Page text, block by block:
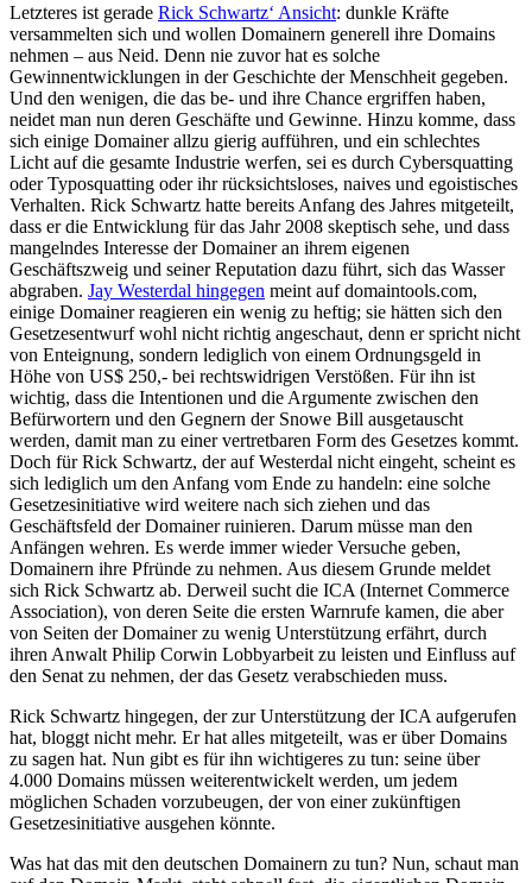
Letzteres ist gerade Rick Schwartz‘ Ansicht: dunkle Kräfte
versammelten sich und wollen Domainern generell ihre Domains
nehmen – aus Neid. Denn nie zuvor hat es solche
Gewinnentwicklungen in der Geschichte der Menschheit gegeben.
Und den wenigen, die das be- und ihre Chance ergriffen haben,
neidet man nun deren Geschäfte und Gewinne. Hinzu komme, dass
sich einige Domainer allzu gierig aufführen, und ein schlechtes
Licht auf die gesamte Industrie werfen, sei es durch Cybersquatting
oder Typosquatting oder ihr rücksichtsloses, naives und egoistisches
Verhalten. Rick Schwartz hatte bereits Anfang des Jahres mitgeteilt,
dass er die Entwicklung für das Jahr 2008 skeptisch sehe, und dass
mangelndes Interesse der Domainer an ihrem eigenen
Geschäftszweig und seiner Reputation dazu führt, sich das Wasser
abgraben. Jay Westerdal hingegen meint auf domaintools.com,
einige Domainer reagieren ein wenig zu heftig; sie hätten sich den
Gesetzesentwurf wohl nicht richtig angeschaut, denn er spricht nicht
von Enteignung, sondern lediglich von einem Ordnungsgeld in
Höhe von US$ 250,- bei rechtswidrigen Verstößen. Für ihn ist
wichtig, dass die Intentionen und die Argumente zwischen den
Befürwortern und den Gegnern der Snowe Bill ausgetauscht
werden, damit man zu einer vertretbaren Form des Gesetzes kommt.
Doch für Rick Schwartz, der auf Westerdal nicht eingeht, scheint es
sich lediglich um den Anfang vom Ende zu handeln: eine solche
Gesetzesinitiative wird weitere nach sich ziehen und das
Geschäftsfeld der Domainer ruinieren. Darum müsse man den
Anfängen wehren. Es werde immer wieder Versuche geben,
Domainern ihre Pfründe zu nehmen. Aus diesem Grunde meldet
sich Rick Schwartz ab. Derweil sucht die ICA (Internet Commerce
Association), von deren Seite die ersten Warnrufe kamen, die aber
von Seiten der Domainer zu wenig Unterstützung erfährt, durch
ihren Anwalt Philip Corwin Lobbyarbeit zu leisten und Einfluss auf
den Senat zu nehmen, der das Gesetz verabschieden muss.
Rick Schwartz hingegen, der zur Unterstützung der ICA aufgerufen
hat, bloggt nicht mehr. Er hat alles mitgeteilt, was er über Domains
zu sagen hat. Nun gibt es für ihn wichtigeres zu tun: seine über
4.000 Domains müssen weiterentwickelt werden, um jedem
möglichen Schaden vorzubeugen, der von einer zukünftigen
Gesetzesinitiative ausgehen könnte.
Was hat das mit den deutschen Domainern zu tun? Nun, schaut man